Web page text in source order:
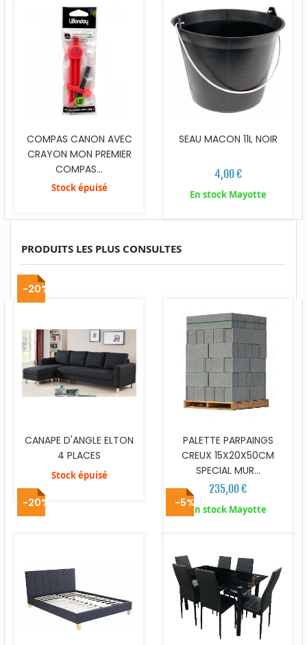
COMPAS CANON AVEC
CRAYON MON PREMIER
COMPAS...
Stock épuisé
SEAU MACON 11L NOIR
4,00 €
En stock Mayotte
PRODUITS LES PLUS CONSULTES
-20%
CANAPE D'ANGLE ELTON
4 PLACES
Stock épuisé
PALETTE PARPAINGS
CREUX 15X20X50CM
SPECIAL MUR...
235,00 €
En stock Mayotte
-20% -5%